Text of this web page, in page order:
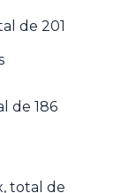
de 201
de 186
total de